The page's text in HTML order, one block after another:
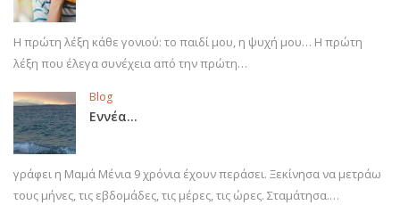
Η πρώτη λέξη κάθε γονιού: το παιδί μου, η ψυχή μου… Η πρώτη
λέξη που έλεγα συνέχεια από την πρώτη…
Blog
Εννέα…
γράφει η Μαμά Μένια 9 χρόνια έχουν περάσει. Ξεκίνησα να μετράω
τους μήνες, τις εβδομάδες, τις μέρες, τις ώρες. Σταμάτησα.…